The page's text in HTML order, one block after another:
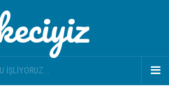
İŞLIYORUZ...